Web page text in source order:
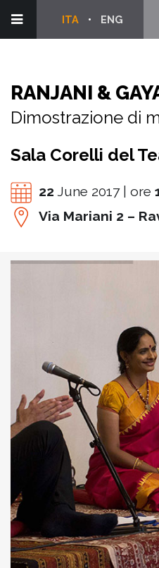
ENG
ITA
RANJANI &
Dimostrazione di
Sala Corelli del
22 June 2017 | ore
Via Mariani 2 –